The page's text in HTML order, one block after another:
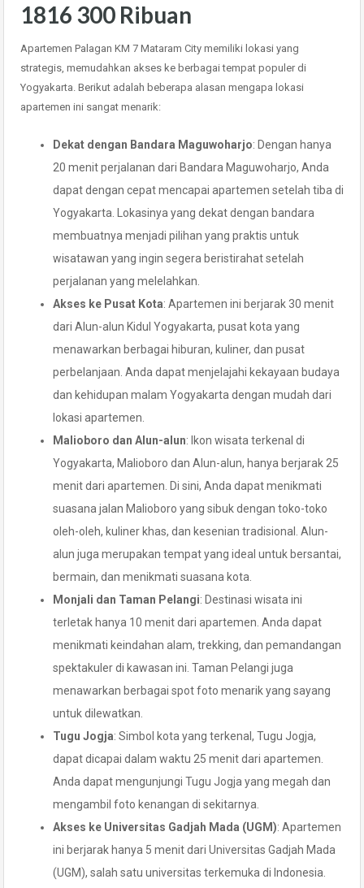
1816 300 Ribuan
Apartemen Palagan KM 7 Mataram City memiliki lokasi yang
strategis, memudahkan akses ke berbagai tempat populer di
Yogyakarta. Berikut adalah beberapa alasan mengapa lokasi
apartemen ini sangat menarik:
Dekat dengan Bandara Maguwoharjo: Dengan hanya
20 menit perjalanan dari Bandara Maguwoharjo, Anda
dapat dengan cepat mencapai apartemen setelah tiba di
Yogyakarta. Lokasinya yang dekat dengan bandara
membuatnya menjadi pilihan yang praktis untuk
wisatawan yang ingin segera beristirahat setelah
perjalanan yang melelahkan.
Akses ke Pusat Kota: Apartemen ini berjarak 30 menit
dari Alun-alun Kidul Yogyakarta, pusat kota yang
menawarkan berbagai hiburan, kuliner, dan pusat
perbelanjaan. Anda dapat menjelajahi kekayaan budaya
dan kehidupan malam Yogyakarta dengan mudah dari
lokasi apartemen.
Malioboro dan Alun-alun: Ikon wisata terkenal di
Yogyakarta, Malioboro dan Alun-alun, hanya berjarak 25
menit dari apartemen. Di sini, Anda dapat menikmati
suasana jalan Malioboro yang sibuk dengan toko-toko
oleh-oleh, kuliner khas, dan kesenian tradisional. Alun-
alun juga merupakan tempat yang ideal untuk bersantai,
bermain, dan menikmati suasana kota.
Monjali dan Taman Pelangi: Destinasi wisata ini
terletak hanya 10 menit dari apartemen. Anda dapat
menikmati keindahan alam, trekking, dan pemandangan
spektakuler di kawasan ini. Taman Pelangi juga
menawarkan berbagai spot foto menarik yang sayang
untuk dilewatkan.
Tugu Jogja: Simbol kota yang terkenal, Tugu Jogja,
dapat dicapai dalam waktu 25 menit dari apartemen.
Anda dapat mengunjungi Tugu Jogja yang megah dan
mengambil foto kenangan di sekitarnya.
Akses ke Universitas Gadjah Mada (UGM): Apartemen
ini berjarak hanya 5 menit dari Universitas Gadjah Mada
(UGM), salah satu universitas terkemuka di Indonesia.